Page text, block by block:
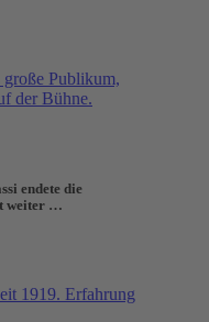
endete die
weiter …